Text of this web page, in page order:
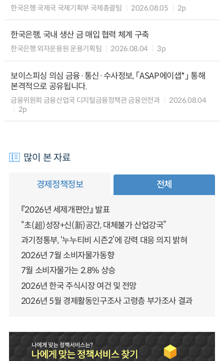
한국은행 국제국 국제기획부 국제총괄팀 2026.08.05 2p
한국은행, 국내 생산 금 매입 협력 체계 구축
한국은행 외자운용원 운용기획팀 2026.08.04 3p
보이스피싱 의심 금융·통신·수사정보, 「ASAP에이샙*」 통해
본격적으로 공유됩니다.
금융위원회 금융산업국 디지털금융정책관 금융안전과
2026.08.04
2p
많이 본 자료
경제정책정보 전체
『2026년 세제개편안』 발표
“초(超)성장+신(新)공간, 대체불가 산업강국”
과기정통부, ‘누누티비 시즌2’에 강력 대응 의지 밝혀
2026년 7월 소비자물가동향
7월 소비자물가는 2.8% 상승
2026년 한국 주식시장 여건 및 전망
2026년 5월 경제활동인구조사 고령층 부가조사 결과